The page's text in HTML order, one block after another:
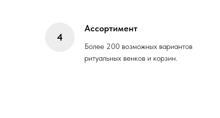
Ассортимент
Более 200 возможных вариантов
ритуальных венков и корзин.